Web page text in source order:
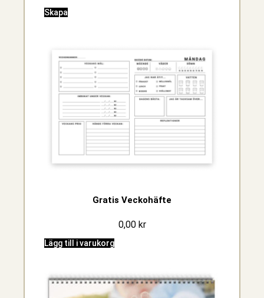
Skapa
Gratis Veckohäfte
0,00 kr
Lägg till i varukorg